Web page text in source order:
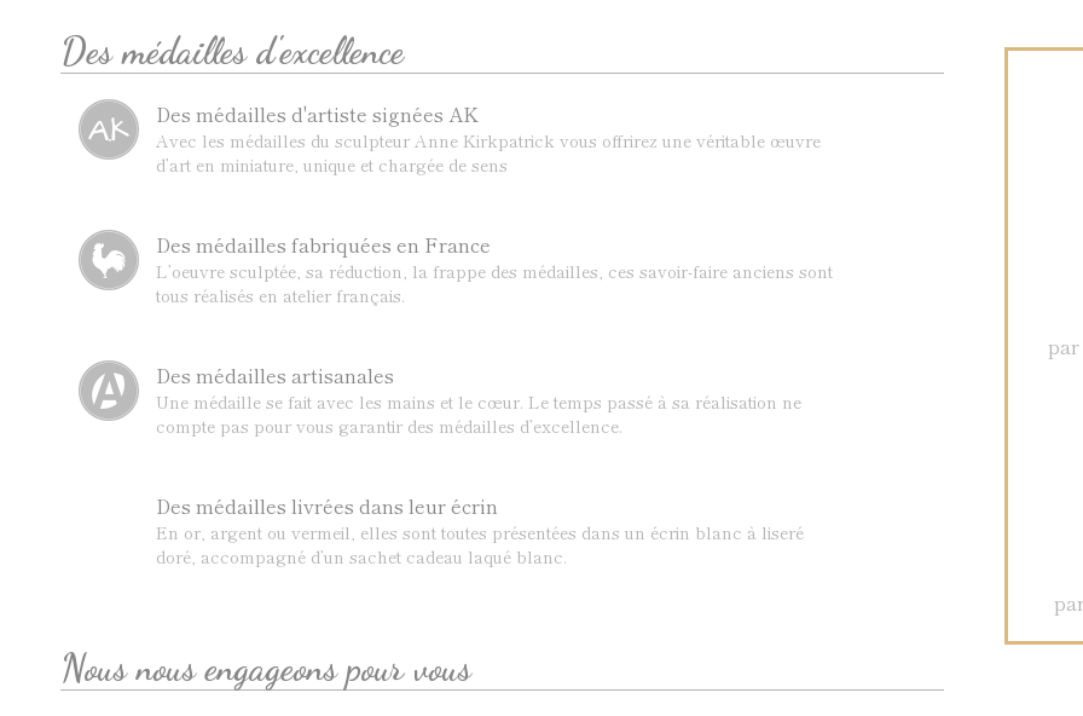
Des médailles d'excellence
Des médailles d'artiste signées AK
Avec les médailles du sculpteur Anne Kirkpatrick vous offrirez une véritable œuvre
d’art en miniature, unique et chargée de sens
Des médailles fabriquées en France
L’oeuvre sculptée, sa réduction, la frappe des médailles, ces savoir-faire anciens sont
tous réalisés en atelier français.
Des médailles artisanales
Une médaille se fait avec les mains et le cœur. Le temps passé à sa réalisation ne
compte pas pour vous garantir des médailles d’excellence.
Des médailles livrées dans leur écrin
En or, argent ou vermeil, elles sont toutes présentées dans un écrin blanc à liseré
doré, accompagné d’un sachet cadeau laqué blanc.
Nous nous engageons pour vous